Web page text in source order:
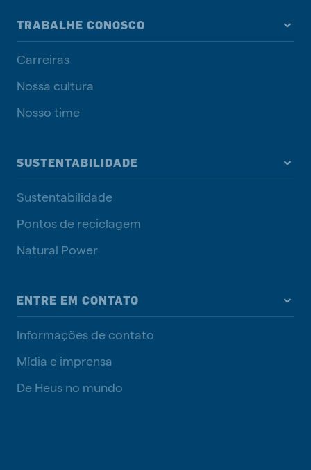
TRABALHE CONOSCO
Carreiras
Nossa cultura
Nosso time
SUSTENTABILIDADE
Sustentabilidade
Pontos de reciclagem
Natural Power
ENTRE EM CONTATO
Informações de contato
Mídia e imprensa
De Heus no mundo